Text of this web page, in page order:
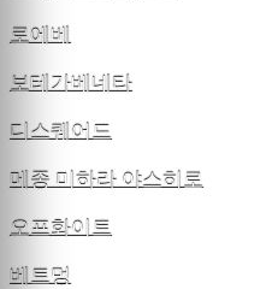
로에베
보테가베네타
디스퀘어드
메종 미하라 야스히로
오프화이트
베트멍